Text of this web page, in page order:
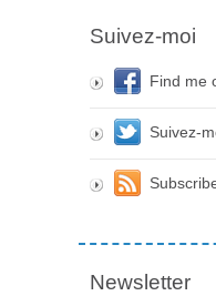
Suivez-moi
Find me
Suivez-
Newsletter